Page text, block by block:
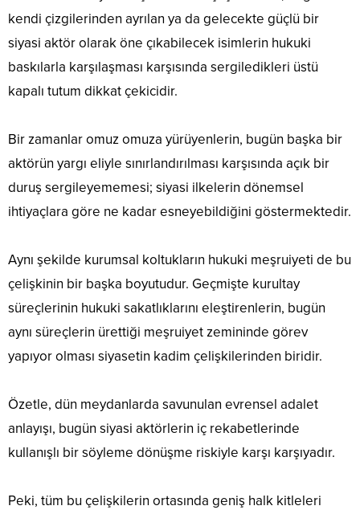
kendi çizgilerinden ayrılan ya da gelecekte güçlü bir
siyasi aktör olarak öne çıkabilecek isimlerin hukuki
baskılarla karşılaşması karşısında sergiledikleri üstü
kapalı tutum dikkat çekicidir.
Bir zamanlar omuz omuza yürüyenlerin, bugün başka bir
aktörün yargı eliyle sınırlandırılması karşısında açık bir
duruş sergileyememesi; siyasi ilkelerin dönemsel
ihtiyaçlara göre ne kadar esneyebildiğini göstermektedir.
Aynı şekilde kurumsal koltukların hukuki meşruiyeti de bu
çelişkinin bir başka boyutudur. Geçmişte kurultay
süreçlerinin hukuki sakatlıklarını eleştirenlerin, bugün
aynı süreçlerin ürettiği meşruiyet zemininde görev
yapıyor olması siyasetin kadim çelişkilerinden biridir.
Özetle, dün meydanlarda savunulan evrensel adalet
anlayışı, bugün siyasi aktörlerin iç rekabetlerinde
kullanışlı bir söyleme dönüşme riskiyle karşı karşıyadır.
Peki, tüm bu çelişkilerin ortasında geniş halk kitleleri